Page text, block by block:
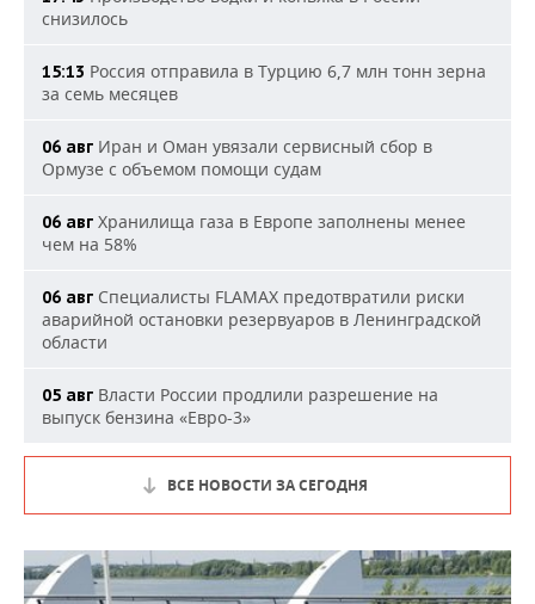
снизилось
15:13 Россия отправила в Турцию 6,7 млн тонн зерна
за семь месяцев
06 авг Иран и Оман увязали сервисный сбор в
Ормузе с объемом помощи судам
06 авг Хранилища газа в Европе заполнены менее
чем на 58%
06 авг Специалисты FLAMAX предотвратили риски
аварийной остановки резервуаров в Ленинградской
области
05 авг Власти России продлили разрешение на
выпуск бензина «Евро-3»
ВСЕ НОВОСТИ ЗА СЕГОДНЯ